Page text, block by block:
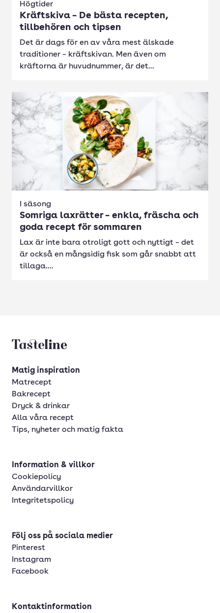
Högtider
Kräftskiva – De bästa recepten,
tillbehören och tipsen
Det är dags för en av våra mest älskade
traditioner – kräftskivan. Men även om
kräftorna är huvudnummer, är det...
I säsong
Somriga laxrätter – enkla, fräscha och
goda recept för sommaren
Lax är inte bara otroligt gott och nyttigt – det
är också en mångsidig fisk som går snabbt att
tillaga....
Tasteline startsida
Matig inspiration
Matrecept
Bakrecept
Dryck & drinkar
Alla våra recept
Tips, nyheter och matig fakta
Information & villkor
Cookiepolicy
Användarvillkor
Integritetspolicy
Följ oss på sociala medier
Pinterest
Instagram
Facebook
Kontaktinformation